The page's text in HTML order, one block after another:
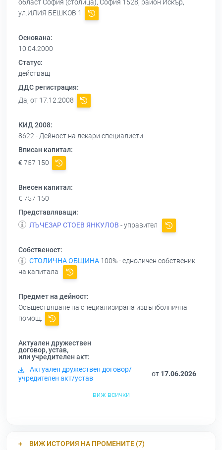
област София (столица), София 1528, район Искър,
ул.ИЛИЯ БЕШКОВ 1
Основана:
10.04.2000
Статус:
действащ
ДДС регистрация:
Да, от 17.12.2008
КИД 2008:
8622 - Дейност на лекари специалисти
Вписан капитал:
€ 757 150
Внесен капитал:
€ 757 150
Представляващи:
ЛЪЧЕЗАР СТОЕВ ЯНКУЛОВ - управител
Собственост:
СТОЛИЧНА ОБЩИНА 100% - едноличен собственик
на капитала
Предмет на дейност:
Осъществяване на специализирана извънболнична
помощ.
Актуален дружествен
договор, устав,
или учредителен акт:
Актуален дружествен договор/
учредителен акт/устав
от 17.06.2026
виж всички
ВИЖ ИСТОРИЯ НА ПРОМЕНИТЕ (7)